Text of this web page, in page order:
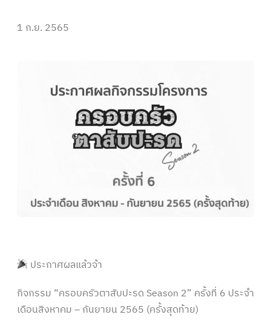
1 ก.ย. 2565
ประกาศผลแล้วจ้า
กิจกรรม “ครอบครัวตาสับปะรด Season 2” ครั้งที่ 6 ประจำ
เดือนสิงหาคม – กันยายน 2565 (ครั้งสุดท้าย)